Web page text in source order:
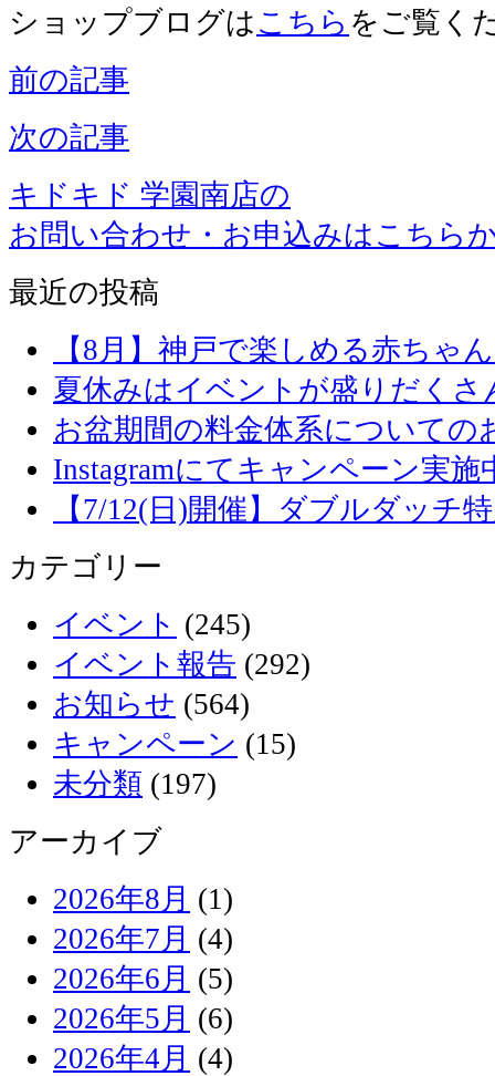
ショップブログは こちら をご覧く
前の記事
次の記事
キドキド 学園南店の
お問い合わせ・お申込みはこちら
最近の投稿
【8月】神戸で楽しめる赤ちゃ
夏休みはイベントが盛りだくさ
お盆期間の料金体系についての
Instagramにてキャンペーン実施
【7/12(日)開催】ダブルダッチ
カテゴリー
イベント (245)
イベント報告 (292)
お知らせ (564)
キャンペーン (15)
未分類 (197)
アーカイブ
2026年8月 (1)
2026年7月 (4)
2026年6月 (5)
2026年5月 (6)
2026年4月 (4)